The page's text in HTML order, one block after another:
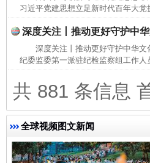
习近平党建思想立足新时代百年大
深度关注丨推动更好守护中
深度关注丨推动更好守护中华
纪委监委第一派驻纪检监察组工作
共 881 条信息
全球视频图文新闻
千年窑火 生生不息